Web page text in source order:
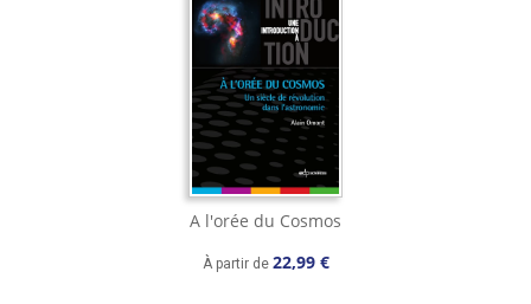
A l'orée du Cosmos
À partir de 22,99 €